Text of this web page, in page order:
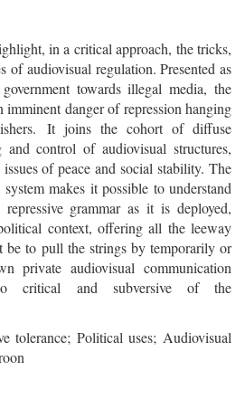
in a critical approach, the tricks,
of audiovisual regulation. Presented as
towards illegal media, the
imminent danger of repression hanging
It joins the cohort of diffuse
and control of audiovisual structures,
of peace and social stability. The
makes it possible to understand
grammar as it is deployed,
context, offering all the leeway
be to pull the strings by temporarily or
private audiovisual communication
critical and subversive of the
tolerance; Political uses; Audiovisual